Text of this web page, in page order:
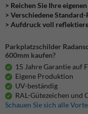
> Reichen Sie Ihre
> Verschiedene
> Aufdruck voll
Parkplatzschilder
600mm kaufen?
15 Jahre Garantie auf
Eigene Produktion
UV-beständig
RAL-Gütezeichen und
Schauen Sie sich alle